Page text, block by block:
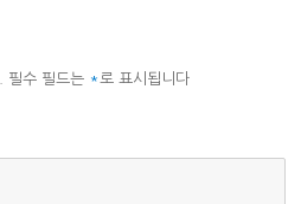
필수 필드는 * 로 표시됩니다